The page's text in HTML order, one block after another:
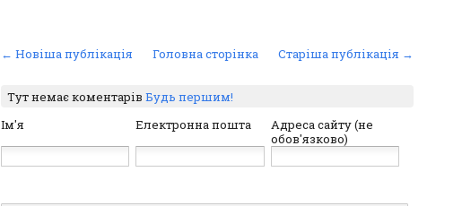
← Новіша публікація Старіша публікація →
Головна сторінка
Тут немає коментарів Будь першим!
Ім'я
Електронна пошта
Адреса сайту (не
обов'язково)